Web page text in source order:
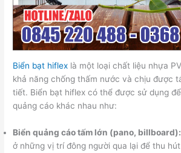
Biển bạt hiflex là một loại chất liệu nhựa
khả năng chống thấm nước và chịu được
tiết. Biển bạt hiflex có thể được sử dụng
quảng cáo khác nhau như:
Biển quảng cáo tấm lớn (pano, billboard):
ở những vị trí đông người qua lại để thu